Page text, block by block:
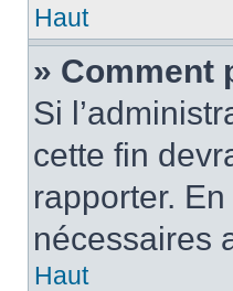
Haut
» Comment
Si
cette fin
rapporter.
nécessaires
Haut